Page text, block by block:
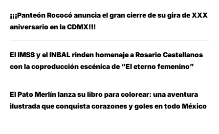
¡¡¡Panteón Rococó anuncia el gran cierre de su gira de XXX
aniversario en la CDMX!!!
El IMSS y el INBAL rinden homenaje a Rosario Castellanos
con la coproducción escénica de “El eterno femenino”
El Pato Merlín lanza su libro para colorear: una aventura
ilustrada que conquista corazones y goles en todo México